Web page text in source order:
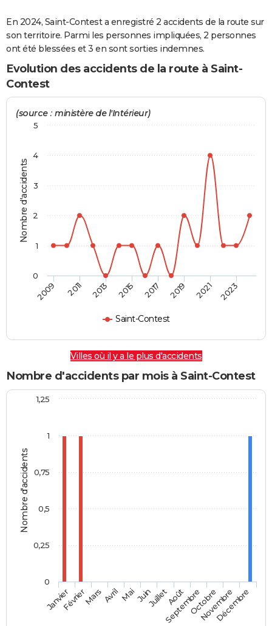
GUIDES D'ACHAT
BONS PLANS
CARTE DE VOEUX
Carte de Noël
Carte Bonne année
Carte Saint-Valentin
Carte Pâques
Carte d'anniversaire
DICTIONNAIRE
COPAINS D'AVANT
S'inscrire
Se connecter
Lycées
Collèges
Primaires
Universités
Entreprises
Service militaire
Avis de recherche
AVIS DE DÉCÈS
FORUM
Bricolage
Lifestyle
Culture
Sport
Auto
Television
Voyage
Cinema
En 2024, Saint-Contest a enregistré 2 accidents de la route sur
son territoire. Parmi les personnes impliquées, 2 personnes
ont été blessées et 3 en sont sorties indemnes.
Evolution des accidents de la route à Saint-
Contest
Nombre d'accidents
(source : ministère de l'Intérieur)
Saint-Contest
2009 2011 2013 2015 2017 2019 2021 2023
0
1
2
3
4
5
Villes où il y a le plus d'accidents
Nombre d'accidents par mois à Saint-Contest
Nombre d'accidents
JanvierFévrierMars AvrilMaiJuinJuilletAoût
SeptembreOctobre
Novembre
Décembre
0
1
0,25
0,5
0,75
1,25